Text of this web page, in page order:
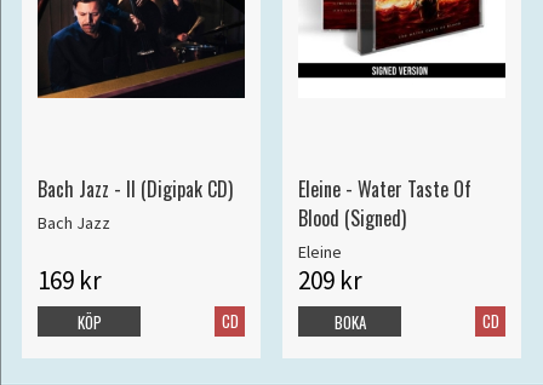
Bach Jazz - II (Digipak CD)
Bach Jazz
169 kr
CD
KÖP
Eleine - Water Taste Of
Blood (Signed)
Eleine
209 kr
CD
BOKA